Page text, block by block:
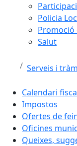
Policia
Promoció
Salut
Serveis i
Calendari
Impostos
Ofertes de
Oficines
Queixes,